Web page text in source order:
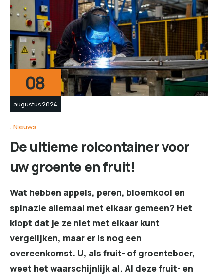
08
augustus 2024
Nieuws
De ultieme rolcontainer voor
uw groente en fruit!
Wat hebben appels, peren, bloemkool en
spinazie allemaal met elkaar gemeen? Het
klopt dat je ze niet met elkaar kunt
vergelijken, maar er is nog een
overeenkomst. U, als fruit- of groenteboer,
weet het waarschijnlijk al. Al deze fruit- en